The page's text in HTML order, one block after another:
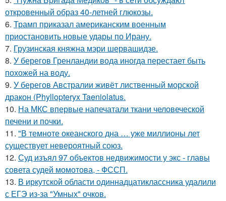
откровенный образ 40-летней глюкозы.
6. Трамп приказал американским военным
приостановить новые удары по Ирану.
7. Грузинская княжна мэри шервашидзе.
8. У берегов Гренландии вода иногда перестает быть
похожей на воду.
9. У берегов Австралии живёт лиственный морской
дракон (Phyllopteryx Taeniolatus.
10. На МКС впервые напечатали ткани человеческой
печени и почки.
11. "В темноте океанского дна … уже миллионы лет
существует невероятный союз.
12. Суд изъял 97 объектов недвижимости у экс - главы
совета судей момотова, - ФССП.
13. В иркутской области одиннадцатиклассника удалили
с ЕГЭ из-за "Умных" очков.